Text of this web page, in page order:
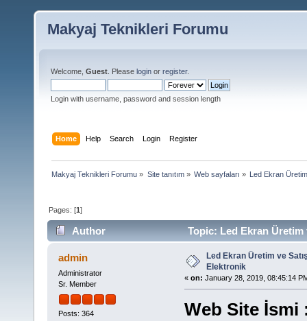
Makyaj Teknikleri Forumu
Welcome, Guest . Please login or register.
Login with username, password and session length
Home Help Search Login Register
Makyaj Teknikleri Forumu » Site tanıtım» Web sayfaları » Led Ekran
Pages: [1]
Author Topic: Led Ekran Üretim
admin
Administrator
Sr. Member
Posts: 364
Led Ekran Üretim ve
Elektronik
« on: January 28, 2019, 08:45:14
Web Site İsmi